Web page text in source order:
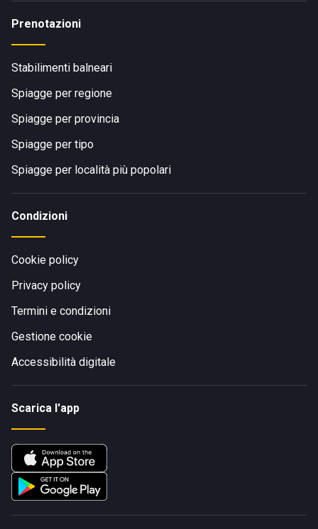
Prenotazioni
Stabilimenti balneari
Spiagge per regione
Spiagge per provincia
Spiagge per tipo
Spiagge per località più popolari
Condizioni
Cookie policy
Privacy policy
Termini e condizioni
Gestione cookie
Accessibilità digitale
Scarica l'app